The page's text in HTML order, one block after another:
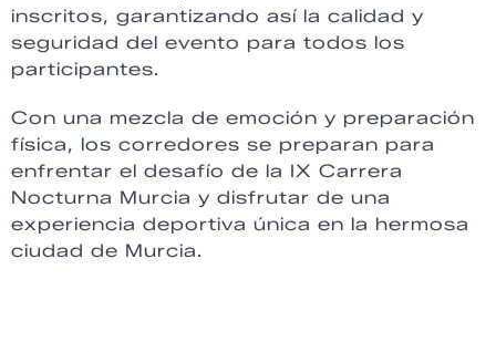
inscritos, garantizando así la calidad y
seguridad del evento para todos los
participantes.
Con una mezcla de emoción y preparación
física, los corredores se preparan para
enfrentar el desafío de la IX Carrera
Nocturna Murcia y disfrutar de una
experiencia deportiva única en la hermosa
ciudad de Murcia.